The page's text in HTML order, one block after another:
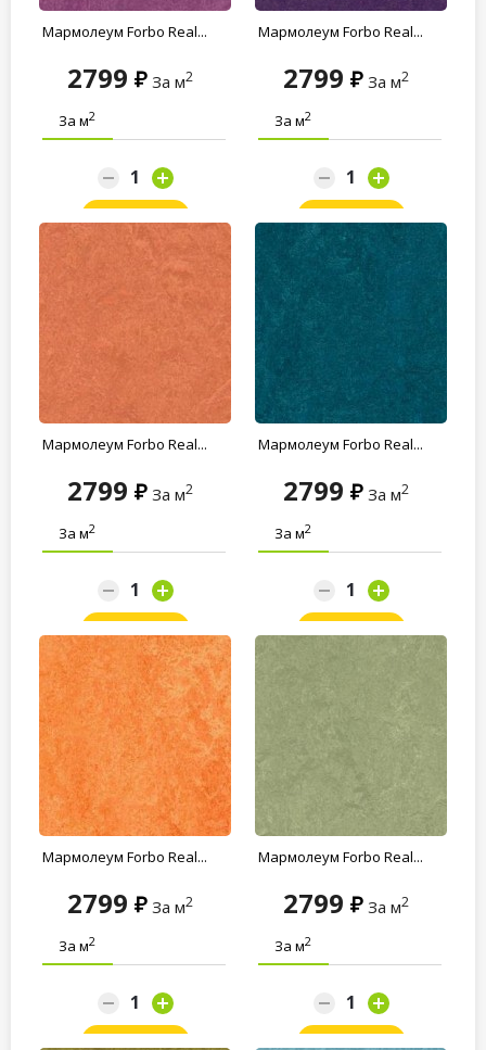
Мармолеум Forbo Real...
2799 За м2
За м2
Заказать
Мармолеум Forbo Real...
2799 За м2
За м2
Заказать
Мармолеум Forbo Real...
2799 За м2
За м2
Заказать
Мармолеум Forbo Real...
2799 За м2
За м2
Заказать
Мармолеум Forbo Real...
2799 За м2
За м2
Заказать
Мармолеум Forbo Real...
2799 За м2
За м2
Заказать